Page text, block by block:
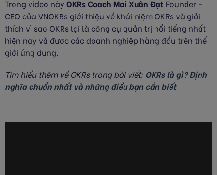
Trong video này OKRs Coach Mai Xuân Đạt Founder –
CEO của VNOKRs giới thiệu về khái niệm OKRs và giải
thích vì sao OKRs lại là công cụ quản trị nổi tiếng nhất
hiện nay và được các doanh nghiệp hàng đầu trên thế
giới ứng dụng.
Tìm hiểu thêm về OKRs trong bài viết: OKRs là gì? Định
nghĩa chuẩn nhất và những điều bạn cần biết